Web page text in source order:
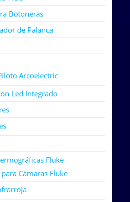
Botoneras
de Palanca
Arcoelectric
Led Integrado
Fluke
Cámaras Fluke